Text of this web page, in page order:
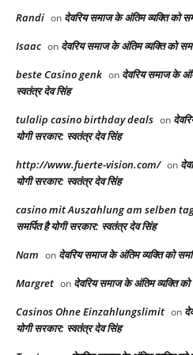
Randi on देवरिय समाज के अंतिम व्यक्ति को
Isaac on देवरिय समाज के अंतिम व्यक्ति को
beste Casino genk on देवरिय समाज के
स्वतंत्र देव सिंह
tulalip casino birthday deals on
योगी सरकार: स्वतंत्र देव सिंह
http://www.fuerte-vision.com/ on
योगी सरकार: स्वतंत्र देव सिंह
casino mit Auszahlung am selben
समर्पित है योगी सरकार: स्वतंत्र देव सिंह
Nam on देवरिय समाज के अंतिम व्यक्ति को
Margret on देवरिय समाज के अंतिम व्यक्ति को
Casinos Ohne Einzahlungslimit on
योगी सरकार: स्वतंत्र देव सिंह